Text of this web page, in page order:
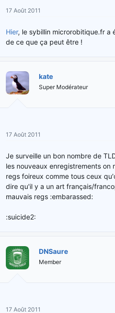
17 Août 2011
Hier, le sybillin microrobitique.fr a
de ce que ça peut être !
kate
Super Modérateur
17 Août 2011
Je surveille un bon nombre de
les nouveaux enregistrements on
regs foireux comme tous ceux
dire qu'il y a un art français/
mauvais regs :embarassed:
:suicide2:
DNSaure
Member
17 Août 2011